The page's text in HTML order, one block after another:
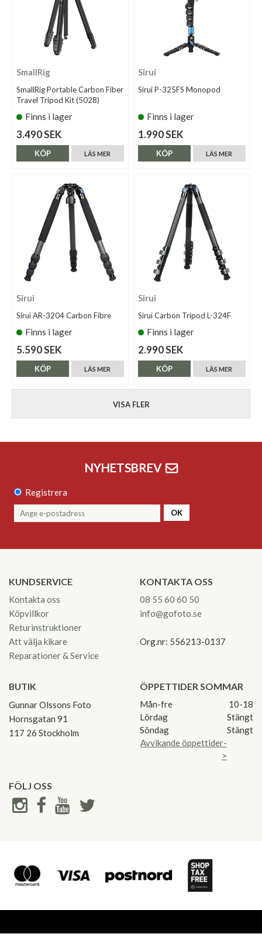
SmallRig
SmallRig Portable Carbon Fiber
Travel Tripod Kit (5028)
Finns i lager
3.490 SEK
LÄS MER
KÖP
Sirui
Sirui P-325FS Monopod
Finns i lager
1.990 SEK
LÄS MER
KÖP
Sirui
Sirui AR-3204 Carbon Fibre
Finns i lager
5.590 SEK
LÄS MER
KÖP
Sirui
Sirui Carbon Tripod L-324F
Finns i lager
2.990 SEK
LÄS MER
KÖP
VISA FLER
NYHETSBREV
Registrera
OK
KUNDSERVICE
Kontakta oss
Köpvillkor
Returinstruktioner
Att välja kikare
Reparationer & Service
KONTAKTA OSS
08 55 60 60 50
info@gofoto.se
Org.nr: 556213-0137
BUTIK
Gunnar Olssons Foto
Hornsgatan 91
117 26 Stockholm
ÖPPETTIDER SOMMAR
Mån-fre
10-18
Lördag
Stängt
Söndag
Stängt
Avvikande öppettider-
>
FÖLJ OSS